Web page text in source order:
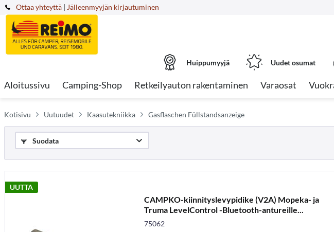
Ottaa yhteyttä | Jälleenmyyjän kirjautuminen
Huippumyyjä Uudet osumat
Aloitussivu Camping-Shop Retkeilyauton rakentaminen Varaosat
Kotisivu Uutuudet Kaasutekniikka Gasflaschen Füllstandsanzeige
Suodata
UUTTA
CAMPKO-kiinnityslevypidike (V2A) Mopeka- ja
Truma LevelControl -Bluetooth-antureille...
75062